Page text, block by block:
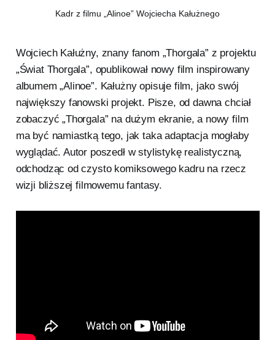
Kadr z filmu „Alinoe” Wojciecha Kałużnego
Wojciech Kałużny, znany fanom „Thorgala” z projektu
„Świat Thorgala”, opublikował nowy film inspirowany
albumem „Alinoe”. Kałużny opisuje film, jako swój
największy fanowski projekt. Pisze, od dawna chciał
zobaczyć „Thorgala” na dużym ekranie, a nowy film
ma być namiastką tego, jak taka adaptacja mogłaby
wyglądać. Autor poszedł w stylistykę realistyczną,
odchodząc od czysto komiksowego kadru na rzecz
wizji bliższej filmowemu fantasy.